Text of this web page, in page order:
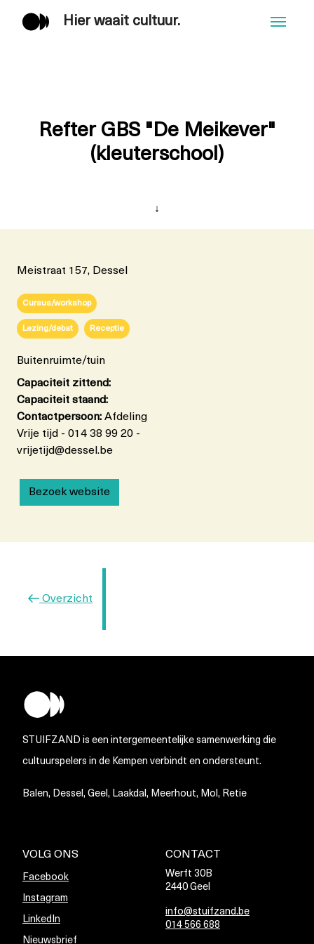
Hier waait cultuur. Menu
Refter GBS "De Meikever"
(kleuterschool)
↓
Meistraat 157, Dessel
Cursus/workshop
Lezing/debat Receptie
Buitenruimte/tuin
Capaciteit zittend:
Capaciteit staand:
Contactpersoon: Afdeling
Vrije tijd - 014 38 99 20 -
vrijetijd@dessel.be
Bezoek website
VorigOverzicht
STUIFZAND is een intergemeentelijke samenwerking die
cultuurspelers in de Kempen verbindt en ondersteunt.
Balen, Dessel, Geel, Laakdal, Meerhout, Mol, Retie
VOLG ONS
Facebook
Instagram
LinkedIn
Nieuwsbrief
CONTACT
Werft 30B
2440 Geel
info@stuifzand.be
014 566 688